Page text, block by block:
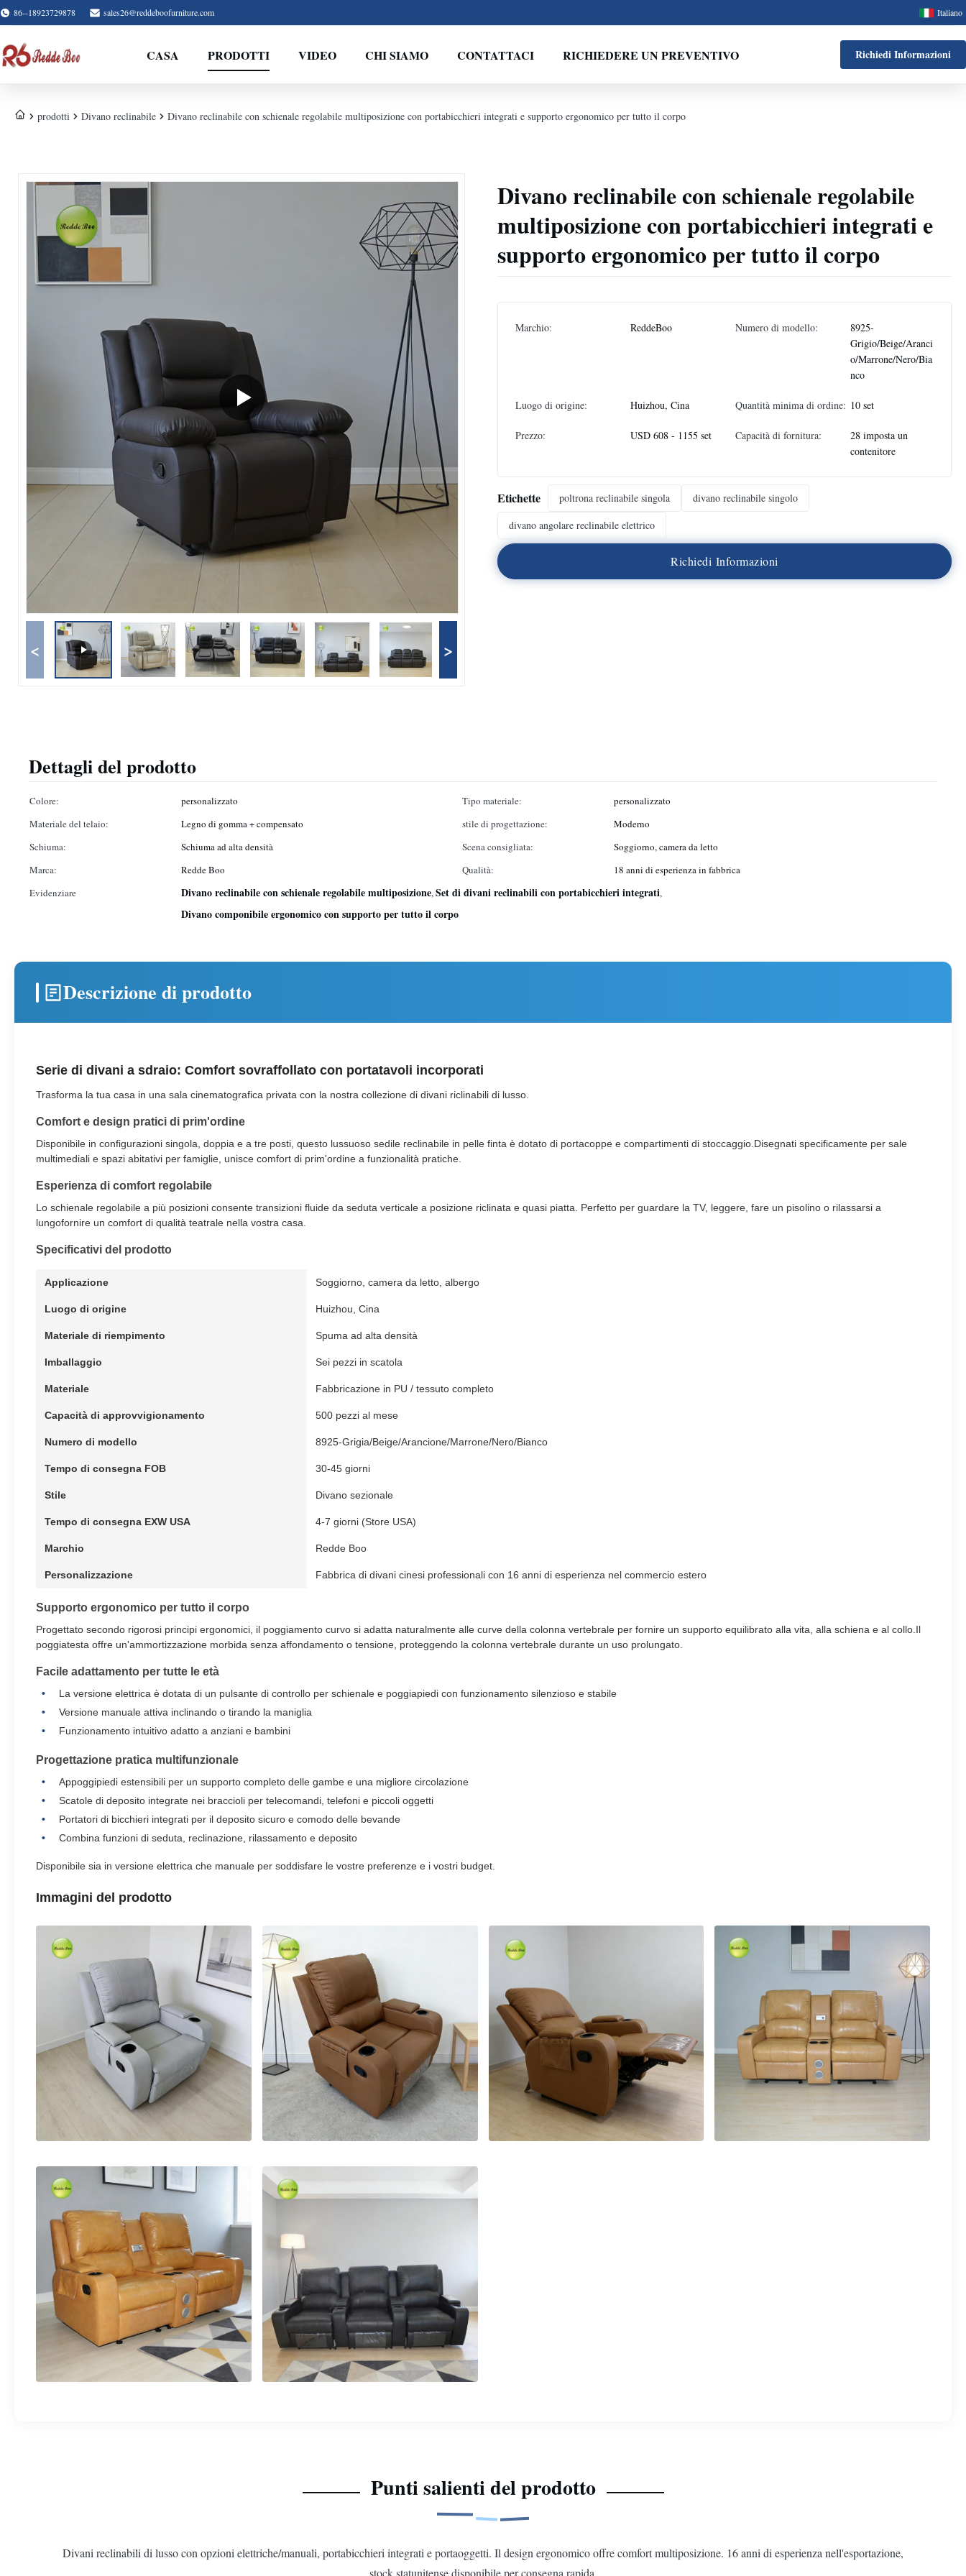
86--18923729878 sales26@reddeboofurniture.com Italiano
CASA PRODOTTI VIDEO CHI SIAMO CONTATTACI RICHIEDERE UN PREVENTIVO Richiedi Informazioni
prodotti Divano reclinabile Divano reclinabile con schienale regolabile multiposizione con portabicchieri integrati e supporto ergonomico per tutto il corpo
< >
Divano reclinabile con schienale regolabile
multiposizione con portabicchieri integrati e
supporto ergonomico per tutto il corpo
Marchio: ReddeBoo Numero di modello:
8925-
Grigio/Beige/Aranci
o/Marrone/Nero/Bia
nco
Luogo di origine: Huizhou, Cina Quantità minima di ordine: 10 set
Prezzo: USD 608 - 1155 set Capacità di fornitura:
28 imposta un
contenitore
Etichette poltrona reclinabile singola
divano reclinabile singolo
divano angolare reclinabile elettrico
Richiedi Informazioni
Dettagli del prodotto
Colore: personalizzato Tipo materiale:
personalizzato
Materiale del telaio:
Legno di gomma + compensato stile di progettazione:
Moderno
Schiuma:
Schiuma ad alta densità Scena consigliata:
Soggiorno, camera da letto
Marca:
Redde Boo Qualità:
18 anni di esperienza in fabbrica
Evidenziare
Divano reclinabile con schienale regolabile multiposizione,Set di divani reclinabili con portabicchieri integrati,
Divano componibile ergonomico con supporto per tutto il corpo
Descrizione di prodotto
Serie di divani a sdraio: Comfort sovraffollato con portatavoli incorporati
Trasforma la tua casa in una sala cinematografica privata con la nostra collezione di divani riclinabili di lusso.
Comfort e design pratici di prim'ordine
Disponibile in configurazioni singola, doppia e a tre posti, questo lussuoso sedile reclinabile in pelle finta è dotato di portacoppe e compartimenti di stoccaggio.Disegnati specificamente per sale
multimediali e spazi abitativi per famiglie, unisce comfort di prim'ordine a funzionalità pratiche.
Esperienza di comfort regolabile
Lo schienale regolabile a più posizioni consente transizioni fluide da seduta verticale a posizione riclinata e quasi piatta. Perfetto per guardare la TV, leggere, fare un pisolino o rilassarsi a
lungofornire un comfort di qualità teatrale nella vostra casa.
Specificativi del prodotto
Applicazione Soggiorno, camera da letto, albergo
Luogo di origine Huizhou, Cina
Materiale di riempimento Spuma ad alta densità
Imballaggio Sei pezzi in scatola
Materiale Fabbricazione in PU / tessuto completo
Capacità di approvvigionamento 500 pezzi al mese
Numero di modello 8925-Grigia/Beige/Arancione/Marrone/Nero/Bianco
Tempo di consegna FOB 30-45 giorni
Stile Divano sezionale
Tempo di consegna EXW USA 4-7 giorni (Store USA)
Marchio Redde Boo
Personalizzazione Fabbrica di divani cinesi professionali con 16 anni di esperienza nel commercio estero
Supporto ergonomico per tutto il corpo
Progettato secondo rigorosi principi ergonomici, il poggiamento curvo si adatta naturalmente alle curve della colonna vertebrale per fornire un supporto equilibrato alla vita, alla schiena e al collo.Il
poggiatesta offre un'ammortizzazione morbida senza affondamento o tensione, proteggendo la colonna vertebrale durante un uso prolungato.
Facile adattamento per tutte le età
La versione elettrica è dotata di un pulsante di controllo per schienale e poggiapiedi con funzionamento silenzioso e stabile
Versione manuale attiva inclinando o tirando la maniglia
Funzionamento intuitivo adatto a anziani e bambini
Progettazione pratica multifunzionale
Appoggipiedi estensibili per un supporto completo delle gambe e una migliore circolazione
Scatole di deposito integrate nei braccioli per telecomandi, telefoni e piccoli oggetti
Portatori di bicchieri integrati per il deposito sicuro e comodo delle bevande
Combina funzioni di seduta, reclinazione, rilassamento e deposito
Disponibile sia in versione elettrica che manuale per soddisfare le vostre preferenze e i vostri budget.
Immagini del prodotto
Punti salienti del prodotto
Divani reclinabili di lusso con opzioni elettriche/manuali, portabicchieri integrati e portaoggetti. Il design ergonomico offre comfort multiposizione. 16 anni di esperienza nell'esportazione,
stock statunitense disponibile per consegna rapida.